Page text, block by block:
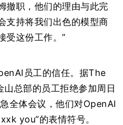
撤职，他们的理由与此完
支持将我们出色的模型商
受这份工作。”
员工的信任。据The
总部的员工拒绝参加周日
全体会议，他们对OpenAI
you”的表情符号。